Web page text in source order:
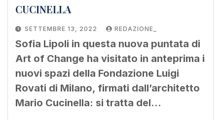
CUCINELLA
SETTEMBRE 13, 2022 REDAZIONE_
Sofia Lipoli in questa nuova puntata di
Art of Change ha visitato in anteprima i
nuovi spazi della Fondazione Luigi
Rovati di Milano, firmati dall’architetto
Mario Cucinella: si tratta del…